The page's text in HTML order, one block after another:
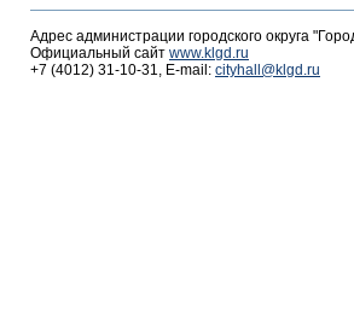
Адрес администрации городского округа
Официальный сайт www.klgd.ru
+7 (4012) 31-10-31, E-mail: cityhall@klgd.ru